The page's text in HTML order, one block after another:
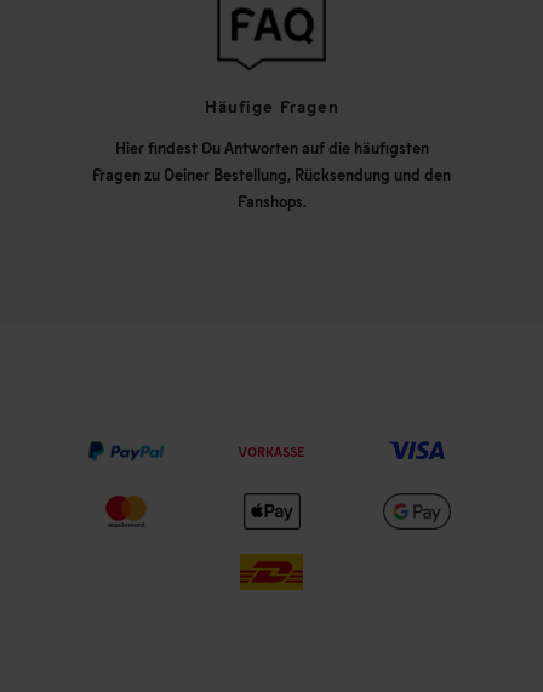
Häufige Fragen
Hier findest Du Antworten auf die häufigsten
Fragen zu Deiner Bestellung, Rücksendung und den
Fanshops.
VORKASSE